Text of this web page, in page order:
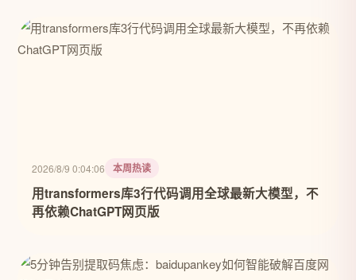
2026/8/9 0:04:06 本周热读
用transformers库3行代码调用全球最新大模型，不
再依赖ChatGPT网页版